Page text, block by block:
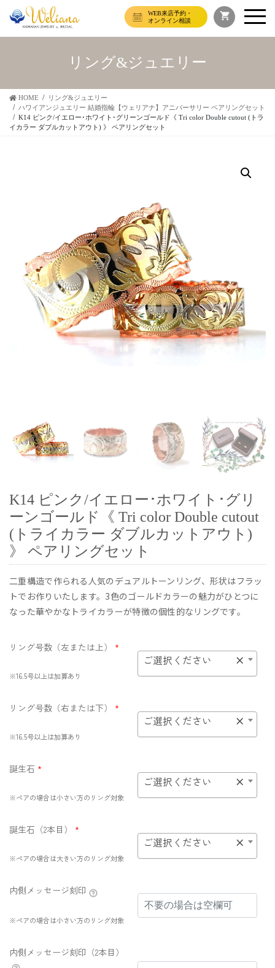
WEB来店予約・
オンライン相談
リング&ジュエリー
HOME
リング&ジュエリー
ハワイアンジュエリー 結婚指輪【ウェリアナ】アニバーサリー ペアリングセット
K14 ピンク/イエロー･ホワイト･グリーンゴールド《 Tri color Double cutout (トラ
イカラー ダブルカットアウト) 》 ペアリングセット
K14 ピンク/イエロー･ホワイト･グリ
ーンゴールド《 Tri color Double cutout
(トライカラー ダブルカットアウト)
》 ペアリングセット
二重構造で作られる人気のデュアルトーンリング、形状はフラッ
トでお作りいたします。3色のゴールドカラーの魅力がひとつに
なった華やかなトライカラーが特徴の個性的なリングです。
リング号数（左または上） *
※16.5号以上は加算あり
×
ご選択ください
リング号数（右または下） *
※16.5号以上は加算あり
×
ご選択ください
誕生石 *
※ペアの場合は小さい方のリング対象
×
ご選択ください
誕生石（2本目） *
※ペアの場合は大きい方のリング対象
×
ご選択ください
内側メッセージ刻印
※ペアの場合は小さい方のリング対象
内側メッセージ刻印（2本目）